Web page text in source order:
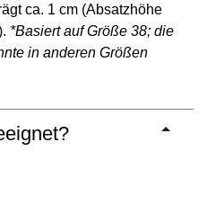
ca. 1 cm (Absatzhöhe
*Basiert auf Größe 38; die
in anderen Größen